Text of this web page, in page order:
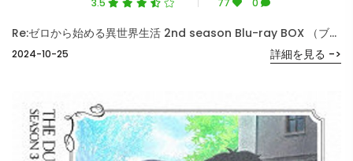
2024-10-25
Re:ゼロから始める異世界生活 2nd season Blu-ray BOX （ブルーレイディスク）
詳細を見る ->